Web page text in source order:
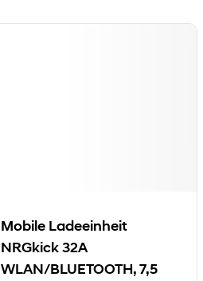
Mobile Ladeeinheit
NRGkick 32A
WLAN/BLUETOOTH, 7,5